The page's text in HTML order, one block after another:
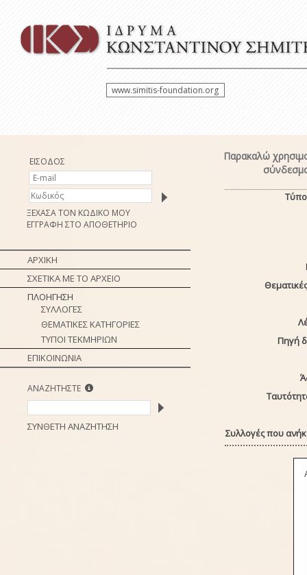
www.simitis-foundation.org
ΕΙΣΟΔΟΣ
ΞΕΧΑΣΑ ΤΟΝ ΚΩΔΙΚΟ ΜΟΥ
ΕΓΓΡΑΦΗ ΣΤΟ ΑΠΟΘΕΤΗΡΙΟ
ΑΡΧΙΚΗ
ΣΧΕΤΙΚΑ ΜΕ ΤΟ ΑΡΧΕΙΟ
ΠΛΟΗΓΗΣΗ
ΣΥΛΛΟΓΕΣ
ΘΕΜΑΤΙΚΕΣ ΚΑΤΗΓΟΡΙΕΣ
ΤΥΠΟΙ ΤΕΚΜΗΡΙΩΝ
ΕΠΙΚΟΙΝΩΝΙΑ
ΑΝΑΖΗΤΗΣΤΕ
ΣΥΝΘΕΤΗ ΑΝΑΖΗΤΗΣΗ
Παρακαλώ
Πηγή
Συλλογές που